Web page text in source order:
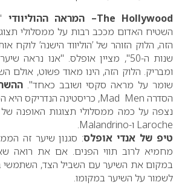
The Hollywood– המראה ההוליוודי
השטיח האדום מככב רבות על ממסלולי
הזה, הלוק הזוהר של ’הוליווד הישנה’ לוקח
שנות ה-50", מציין אופלס. "אנו
ומבריק. הלוק הזה, הינו מאוד פשוט, אולם
שומר על מראה סקסי ושובב כאחד".
הסדרה
Mad Men
, כריסטינה הנדריקס היא
נצפה על כמה ממסלולי תצוגות האופנה של
Laroche ו-Malandrino
.
טיפ של אנדי אופלס: סגנון שיער זה
מחמיא לרוב תווי הפנים. אם את רואה
במקום את השיער עם השביל הצד, השתמשי
לשמור על השיער במקומו.